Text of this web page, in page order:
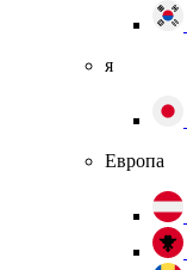
я
Европа